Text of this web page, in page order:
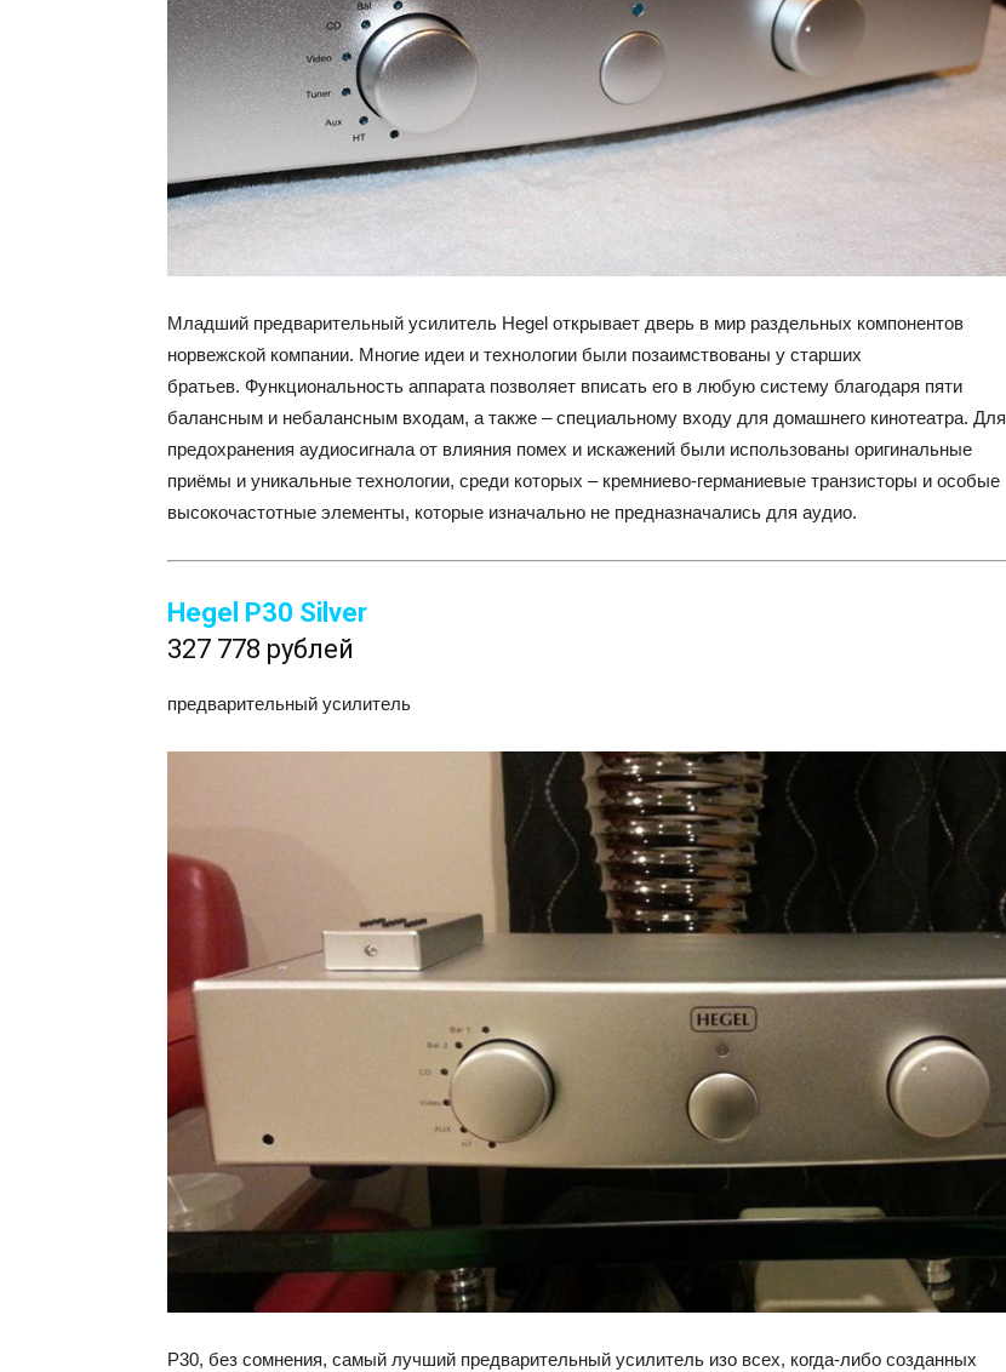
Младший предварительный усилитель Hegel открывает дверь в мир раздельных компонентов
норвежской компании. Многие идеи и технологии были позаимствованы у старших
братьев. Функциональность аппарата позволяет вписать его в любую систему благодаря пяти
балансным и небалансным входам, а также – специальному входу для домашнего кинотеатра. Для
предохранения аудиосигнала от влияния помех и искажений были использованы оригинальные
приёмы и уникальные технологии, среди которых – кремниево-германиевые транзисторы и особые
высокочастотные элементы, которые изначально не предназначались для аудио.
Hegel P30 Silver
327 778 рублей
предварительный усилитель
P30, без сомнения, самый лучший предварительный усилитель изо всех, когда-либо созданных